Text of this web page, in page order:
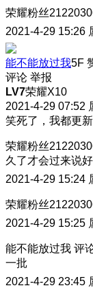
荣耀粉丝
2021-4-29 15:26
能不能放过我5F
评论 举报
LV7荣耀X10
2021-4-29 07:52
笑死了，我都更
荣耀粉丝
久了才会过来说
2021-4-29 15:24
荣耀粉丝
2021-4-29 15:25
能不能放过我 评
一批
2021-4-29 23:45